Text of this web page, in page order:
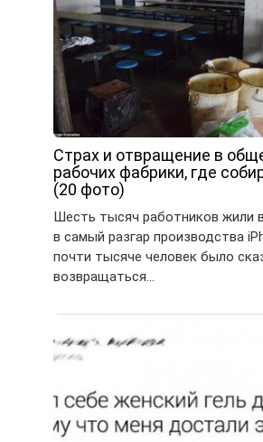
Страх и отвращение в
рабочих фабрики, где
(20 фото)
Шесть тысяч работников жили
в самый разгар производства
почти тысяче человек было
возвращаться…